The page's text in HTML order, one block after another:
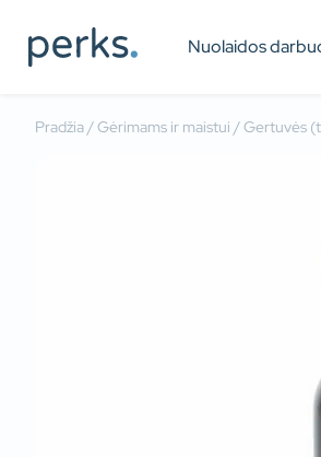
Nuolaidos
Pradžia/Gėrimams ir maistui /Gertuvės